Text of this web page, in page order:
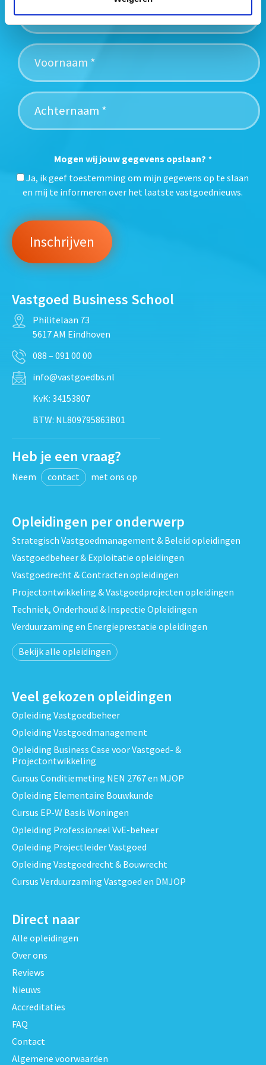
Mogen wij jouw gegevens opslaan? *
Ja, ik geef toestemming om mijn gegevens op te slaan
en mij te informeren over het laatste vastgoednieuws.
Vastgoed Business School
Philitelaan 73
5617 AM Eindhoven
088 – 091 00 00
info@vastgoedbs.nl
KvK: 34153807
BTW: NL809795863B01
Heb je een vraag?
Neem contact met ons op
Opleidingen per onderwerp
Strategisch Vastgoedmanagement & Beleid opleidingen
Vastgoedbeheer & Exploitatie opleidingen
Vastgoedrecht & Contracten opleidingen
Projectontwikkeling & Vastgoedprojecten opleidingen
Techniek, Onderhoud & Inspectie Opleidingen
Verduurzaming en Energieprestatie opleidingen
Bekijk alle opleidingen
Veel gekozen opleidingen
Opleiding Vastgoedbeheer
Opleiding Vastgoedmanagement
Opleiding Business Case voor Vastgoed- &
Projectontwikkeling
Cursus Conditiemeting NEN 2767 en MJOP
Opleiding Elementaire Bouwkunde
Cursus EP-W Basis Woningen
Opleiding Professioneel VvE-beheer
Opleiding Projectleider Vastgoed
Opleiding Vastgoedrecht & Bouwrecht
Cursus Verduurzaming Vastgoed en DMJOP
Direct naar
Alle opleidingen
Over ons
Reviews
Nieuws
Accreditaties
FAQ
Contact
Algemene voorwaarden